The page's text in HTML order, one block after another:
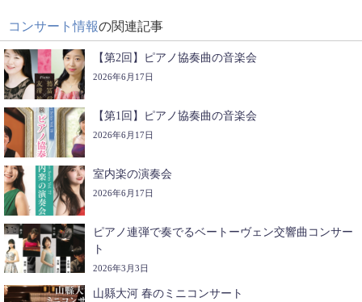
コンサート情報の関連記事
【第2回】ピアノ協奏曲の音楽会
2026年6月17日
【第1回】ピアノ協奏曲の音楽会
2026年6月17日
室内楽の演奏会
2026年6月17日
ピアノ連弾で奏でるベートーヴェン交響曲コンサー
ト
2026年3月3日
山縣大河 春のミニコンサート